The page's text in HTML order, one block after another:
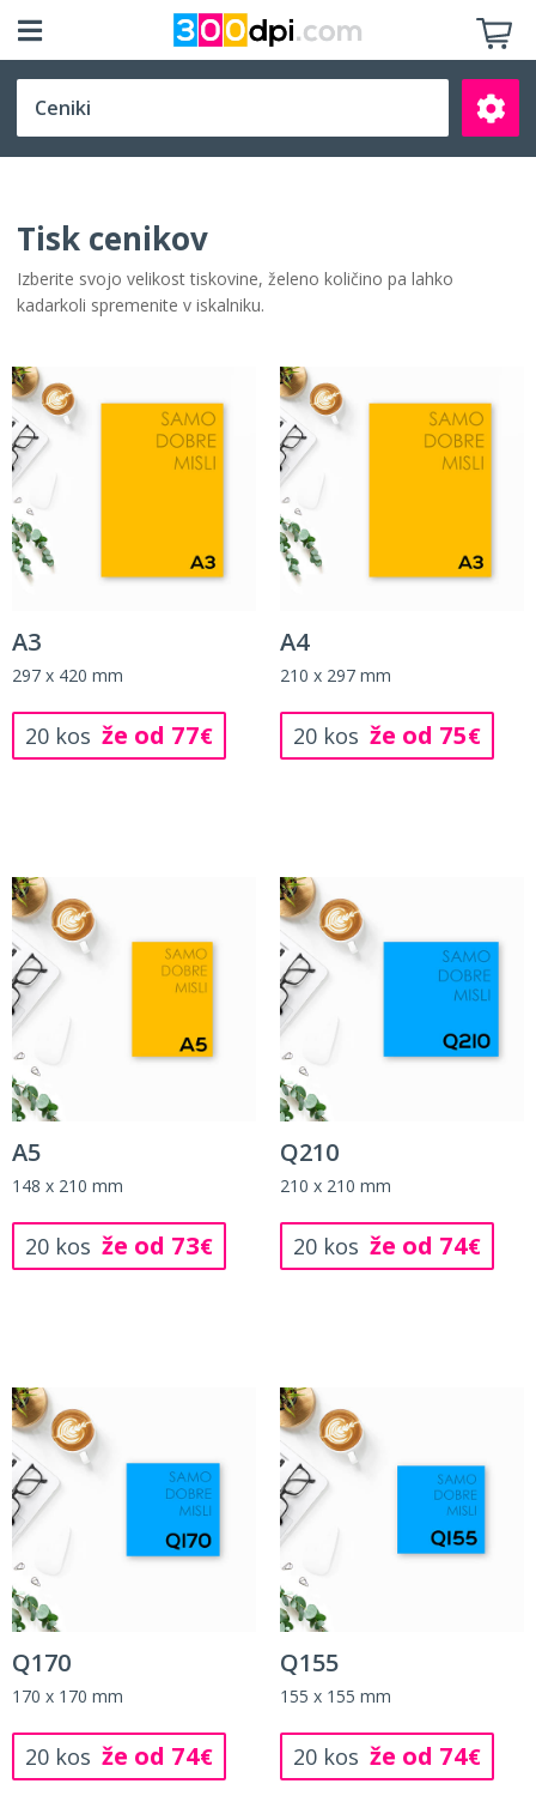
Tisk cenikov
Izberite svojo velikost tiskovine, želeno količino pa lahko
kadarkoli spremenite v iskalniku.
A3
297 x 420 mm
20 kos že od 77€
A4
210 x 297 mm
20 kos že od 75€
A5
148 x 210 mm
20 kos že od 73€
Q210
210 x 210 mm
20 kos že od 74€
Q170
170 x 170 mm
20 kos že od 74€
Q155
155 x 155 mm
20 kos že od 74€